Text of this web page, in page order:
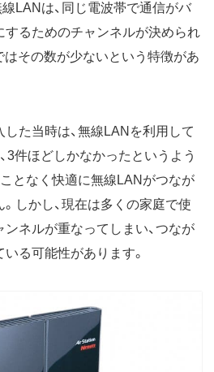
LANは、同じ電波帯で通信がバ
するためのチャンネルが決められ
はその数が少ないという特徴があ
た当時は、無線LANを利用して
3件ほどしかなかったというよう
となく快適に無線LANがつなが
しかし、現在は多くの家庭で使
ネルが重なってしまい、つなが
る可能性があります。